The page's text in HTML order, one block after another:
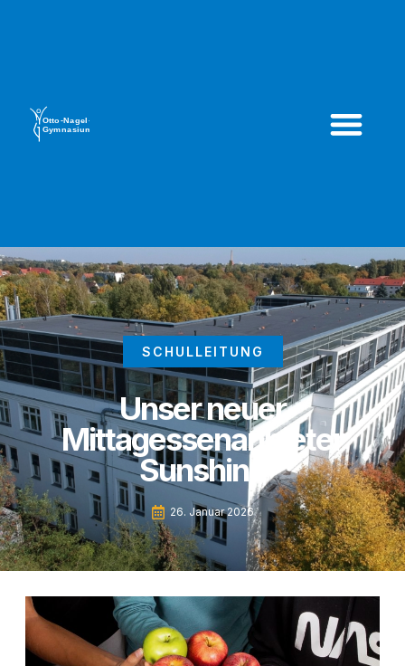
SCHULLEITUNG
Unser neuer
Mittagessenanbieter
Sunshine
26. Januar 2026